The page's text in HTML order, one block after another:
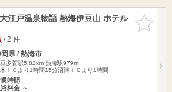
お気に入
りに追加
江戸温泉物語 熱海伊豆山 ホテル
/ 2 件
県 / 熱海市
多賀駅5.82km 熱海駅979m
ＩＣより1時間15分沼津ＩＣより1時間
時間
浴料金 ～